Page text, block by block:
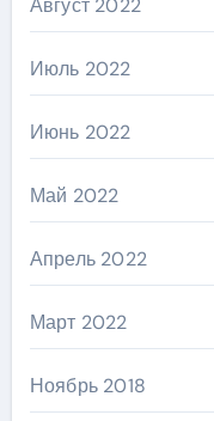
Август 2022
Июль 2022
Июнь 2022
Май 2022
Апрель 2022
Март 2022
Ноябрь 2018